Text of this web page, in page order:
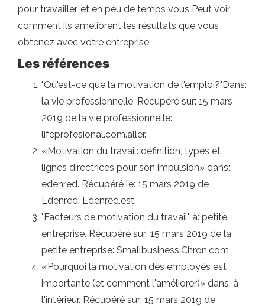
pour travailler, et en peu de temps vous Peut voir
comment ils améliorent les résultats que vous
obtenez avec votre entreprise.
Les références
"Qu'est-ce que la motivation de l'emploi?"Dans:
la vie professionnelle. Récupéré sur: 15 mars
2019 de la vie professionnelle:
lifeprofesional.com.aller.
«Motivation du travail: définition, types et
lignes directrices pour son impulsion» dans:
edenred. Récupéré le: 15 mars 2019 de
Edenred: Edenred.est.
"Facteurs de motivation du travail" à: petite
entreprise. Récupéré sur: 15 mars 2019 de la
petite entreprise: Smallbusiness.Chron.com.
«Pourquoi la motivation des employés est
importante (et comment l'améliorer)» dans: à
l'intérieur. Récupéré sur: 15 mars 2019 de